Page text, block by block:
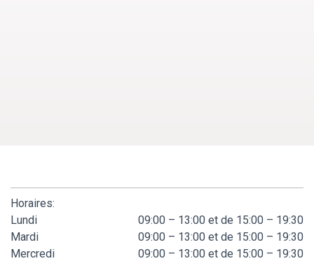
Horaires:
Lundi
09:00 – 13:00 et de 15:00 – 19:30
Mardi
09:00 – 13:00 et de 15:00 – 19:30
Mercredi
09:00 – 13:00 et de 15:00 – 19:30